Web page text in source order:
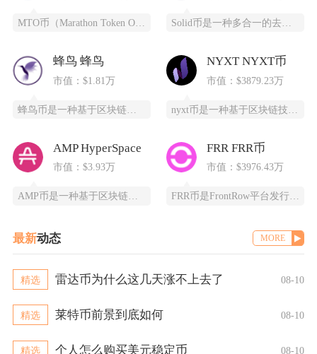
Solid币是一种多合一的去中心化交易所代币，它具备跨链杠杆功能，并且得到了Solana区
蜂鸟 蜂鸟
市值：$1.81万
NYXT NYXT币
市值：$3879.23万
AMP HyperSpace
市值：$3.93万
AMP币是一种基于区块链技术的加密货币，全称为Synereo AMP，为去中心化应用（DA
FRR FRR币
市值：$3976.43万
FRR币是FrontRow平台发行的实用型代币，全称为Frontrow币，基于以太坊区块链
最新动态 MORE
精选 雷达币为什么这几天涨不上去了 08-10
精选 莱特币前景到底如何 08-10
精选 个人怎么购买美元稳定币 08-10